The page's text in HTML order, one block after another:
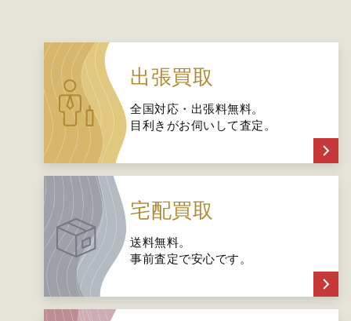
出張買取
全国対応・出張料無料。
目利きがお伺いして査定。
宅配買取
送料無料。
事前査定で安心です。